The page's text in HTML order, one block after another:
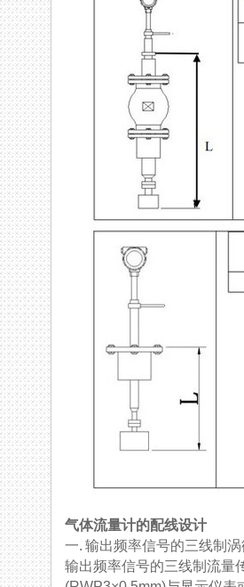
气体流量计的配线设计
一. 输出频率信号的三线制
输出频率信号的三线制流量